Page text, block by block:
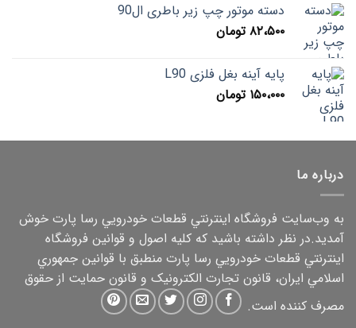
دسته موتور چپ زیر باطری ال90
۸۲،۵۰۰ تومان
پایه آینه بغل فلزی L90
۱۵۰،۰۰۰ تومان
درباره ما
به وب‌سايت فروشگاه اينترنتي قطعات خودرويي رسا پارت خوش
آمديد.در نظر داشته باشيد که کليه اصول و قوانين فروشگاه
اينترنتي قطعات خودرويي رسا پارت منطبق با قوانين جمهوري
اسلامي ايران، قانون تجارت الکترونيک و قانون حمايت از حقوق
مصرف کننده است.